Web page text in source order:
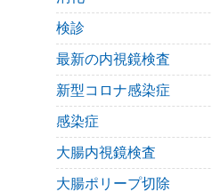
検診
最新の内視鏡検査
新型コロナ感染症
感染症
大腸内視鏡検査
大腸ポリープ切除